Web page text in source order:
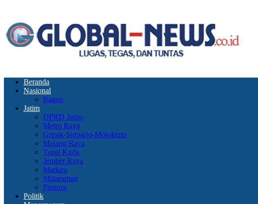
Beranda
Nasional
Ragan
Jatim
DPRD Jatim
Metro Raya
Gresik-Sidoarjo-Mojokerto
Malang Raya
Tapal Kuda
Jember Raya
Madura
Mataraman
Pantura
Politik